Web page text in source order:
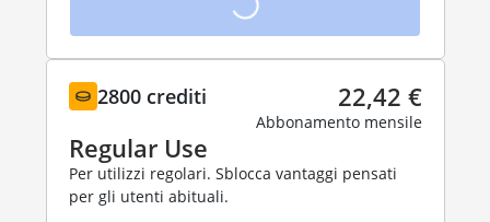
2800 crediti 22,42 €
Abbonamento mensile
Regular Use
Per utilizzi regolari. Sblocca vantaggi pensati
per gli utenti abituali.